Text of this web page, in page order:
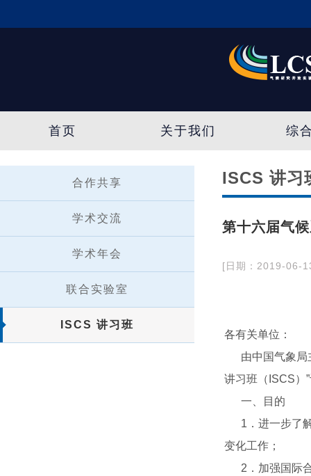
首页 关于我们 综
合作共享
学术交流
学术年会
联合实验室
ISCS 讲习班
ISCS 讲习
第十六届气
[日期：2019-06-
各有关单位：
由中国气象局
讲习班（ISCS）
一、目的
1．进一步了解
变化工作；
2．加强国际合